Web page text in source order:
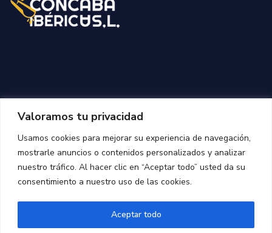
Valoramos tu privacidad
Usamos cookies para mejorar su experiencia de navegación,
mostrarle anuncios o contenidos personalizados y analizar
nuestro tráfico. Al hacer clic en “Aceptar todo” usted da su
consentimiento a nuestro uso de las cookies.
Aceptar todo